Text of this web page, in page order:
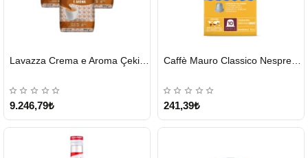
GÖNDERİ
9.246,79₺
GÖNDERİ
Caffè Mauro Classico Nespresso Kapsül
241,39₺